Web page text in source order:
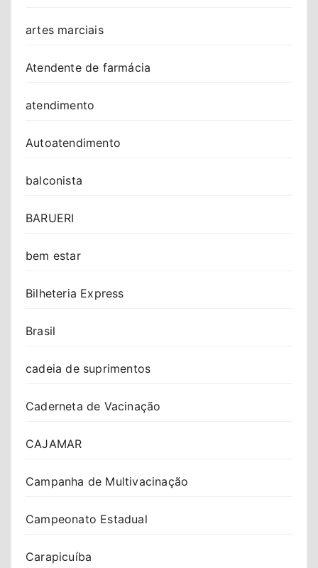
artes marciais
Atendente de farmácia
atendimento
Autoatendimento
balconista
BARUERI
bem estar
Bilheteria Express
Brasil
cadeia de suprimentos
Caderneta de Vacinação
CAJAMAR
Campanha de Multivacinação
Campeonato Estadual
Carapicuíba